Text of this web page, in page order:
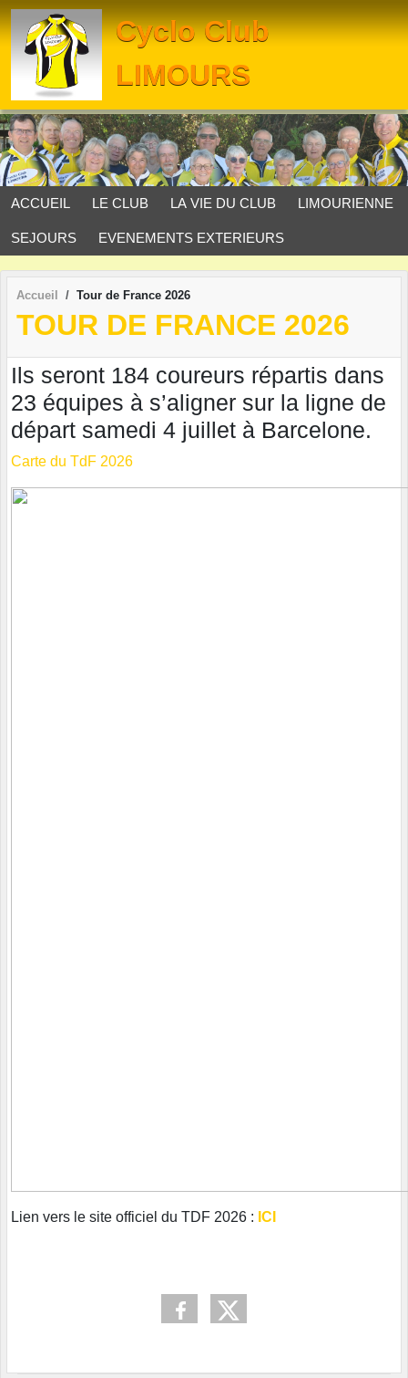
Cyclo Club
LIMOURS
ACCUEIL LE CLUB LA VIE DU CLUB LIMOURIENNE
SEJOURS EVENEMENTS EXTERIEURS
Accueil Tour de France 2026
TOUR DE FRANCE 2026
Ils seront 184 coureurs répartis dans
23 équipes à s’aligner sur la ligne de
départ samedi 4 juillet à Barcelone.
Carte du TdF 2026
Lien vers le site officiel du TDF 2026 : ICI
Panneau de gestion des cookies